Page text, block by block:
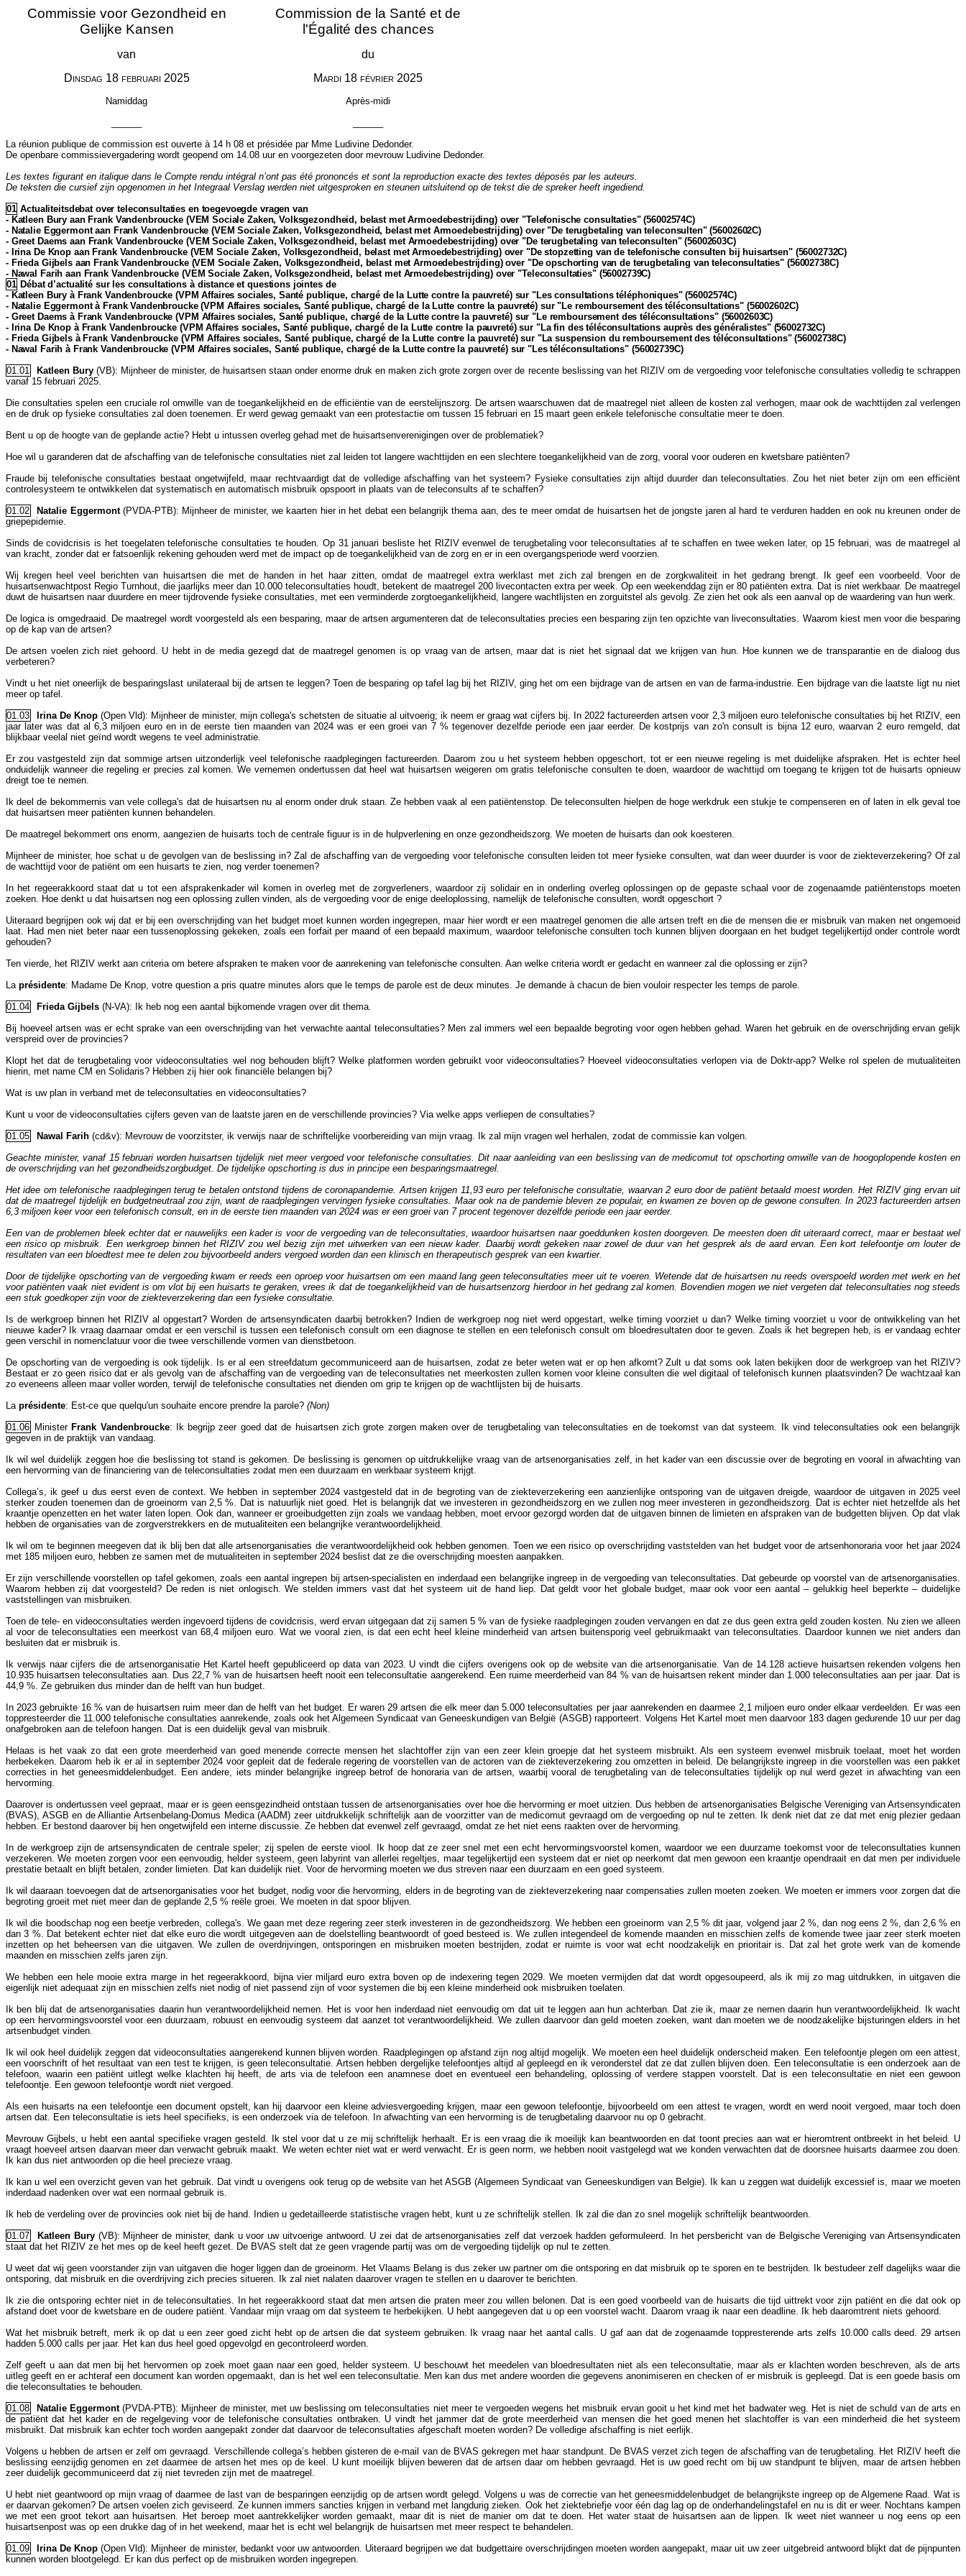
Commissie voor Gezondheid en
Gelijke Kansen
Commission de la Santé et de
l'Égalité des chances
van
Dinsdag 18 februari 2025
Namiddag
du
Mardi 18 février 2025
Après-midi
La réunion publique de commission est ouverte à 14 h 08 et présidée par Mme Ludivine Dedonder.
De openbare commissievergadering wordt geopend om 14.08 uur en voorgezeten door mevrouw Ludivine Dedonder.
Les textes figurant en italique dans le Compte rendu intégral n’ont pas été prononcés et sont la reproduction exacte des textes déposés par les auteurs.
De teksten die cursief zijn opgenomen in het Integraal Verslag werden niet uitgesproken en steunen uitsluitend op de tekst die de spreker heeft ingediend.
01 Actualiteitsdebat over teleconsultaties en toegevoegde vragen van
- Katleen Bury aan Frank Vandenbroucke (VEM Sociale Zaken, Volksgezondheid, belast met Armoedebestrijding) over "Telefonische consultaties" (56002574C)
- Natalie Eggermont aan Frank Vandenbroucke (VEM Sociale Zaken, Volksgezondheid, belast met Armoedebestrijding) over "De terugbetaling van teleconsulten" (56002602C)
- Greet Daems aan Frank Vandenbroucke (VEM Sociale Zaken, Volksgezondheid, belast met Armoedebestrijding) over "De terugbetaling van teleconsulten" (56002603C)
- Irina De Knop aan Frank Vandenbroucke (VEM Sociale Zaken, Volksgezondheid, belast met Armoedebestrijding) over "De stopzetting van de telefonische consulten bij huisartsen" (56002732C)
- Frieda Gijbels aan Frank Vandenbroucke (VEM Sociale Zaken, Volksgezondheid, belast met Armoedebestrijding) over "De opschorting van de terugbetaling van teleconsultaties" (56002738C)
- Nawal Farih aan Frank Vandenbroucke (VEM Sociale Zaken, Volksgezondheid, belast met Armoedebestrijding) over "Teleconsultaties" (56002739C)
01 Débat d’actualité sur les consultations à distance et questions jointes de
- Katleen Bury à Frank Vandenbroucke (VPM Affaires sociales, Santé publique, chargé de la Lutte contre la pauvreté) sur "Les consultations téléphoniques" (56002574C)
- Natalie Eggermont à Frank Vandenbroucke (VPM Affaires sociales, Santé publique, chargé de la Lutte contre la pauvreté) sur "Le remboursement des téléconsultations" (56002602C)
- Greet Daems à Frank Vandenbroucke (VPM Affaires sociales, Santé publique, chargé de la Lutte contre la pauvreté) sur "Le remboursement des téléconsultations" (56002603C)
- Irina De Knop à Frank Vandenbroucke (VPM Affaires sociales, Santé publique, chargé de la Lutte contre la pauvreté) sur "La fin des téléconsultations auprès des généralistes" (56002732C)
- Frieda Gijbels à Frank Vandenbroucke (VPM Affaires sociales, Santé publique, chargé de la Lutte contre la pauvreté) sur "La suspension du remboursement des téléconsultations" (56002738C)
- Nawal Farih à Frank Vandenbroucke (VPM Affaires sociales, Santé publique, chargé de la Lutte contre la pauvreté) sur "Les téléconsultations" (56002739C)
01.01
Katleen Bury (VB): Mijnheer de minister, de huisartsen staan onder enorme druk en maken zich grote zorgen over de recente beslissing van het RIZIV om de vergoeding voor telefonische consultaties volledig te schrappen
vanaf 15 februari 2025.
Die consultaties spelen een cruciale rol omwille van de toegankelijkheid en de efficiëntie van de eerstelijnszorg. De artsen waarschuwen dat de maatregel niet alleen de kosten zal verhogen, maar ook de wachttijden zal verlengen
en de druk op fysieke consultaties zal doen toenemen. Er werd gewag gemaakt van een protestactie om tussen 15 februari en 15 maart geen enkele telefonische consultatie meer te doen.
Bent u op de hoogte van de geplande actie? Hebt u intussen overleg gehad met de huisartsenverenigingen over de problematiek?
Hoe wil u garanderen dat de afschaffing van de telefonische consultaties niet zal leiden tot langere wachttijden en een slechtere toegankelijkheid van de zorg, vooral voor ouderen en kwetsbare patiënten?
Fraude bij telefonische consultaties bestaat ongetwijfeld, maar rechtvaardigt dat de volledige afschaffing van het systeem? Fysieke consultaties zijn altijd duurder dan teleconsultaties. Zou het niet beter zijn om een efficiënt
controlesysteem te ontwikkelen dat systematisch en automatisch misbruik opspoort in plaats van de teleconsults af te schaffen?
01.02
Natalie Eggermont (PVDA-PTB): Mijnheer de minister, we kaarten hier in het debat een belangrijk thema aan, des te meer omdat de huisartsen het de jongste jaren al hard te verduren hadden en ook nu kreunen onder de
griepepidemie.
Sinds de covidcrisis is het toegelaten telefonische consultaties te houden. Op 31 januari besliste het RIZIV evenwel de terugbetaling voor teleconsultaties af te schaffen en twee weken later, op 15 februari, was de maatregel al
van kracht, zonder dat er fatsoenlijk rekening gehouden werd met de impact op de toegankelijkheid van de zorg en er in een overgangsperiode werd voorzien.
Wij kregen heel veel berichten van huisartsen die met de handen in het haar zitten, omdat de maatregel extra werklast met zich zal brengen en de zorgkwaliteit in het gedrang brengt. Ik geef een voorbeeld. Voor de
huisartsenwachtpost Regio Turnhout, die jaarlijks meer dan 10.000 teleconsultaties houdt, betekent de maatregel 200 livecontacten extra per week. Op een weekenddag zijn er 80 patiënten extra. Dat is niet werkbaar. De maatregel
duwt de huisartsen naar duurdere en meer tijdrovende fysieke consultaties, met een verminderde zorgtoegankelijkheid, langere wachtlijsten en zorguitstel als gevolg. Ze zien het ook als een aanval op de waardering van hun werk.
De logica is omgedraaid. De maatregel wordt voorgesteld als een besparing, maar de artsen argumenteren dat de teleconsultaties precies een besparing zijn ten opzichte van liveconsultaties. Waarom kiest men voor die besparing
op de kap van de artsen?
De artsen voelen zich niet gehoord. U hebt in de media gezegd dat de maatregel genomen is op vraag van de artsen, maar dat is niet het signaal dat we krijgen van hun. Hoe kunnen we de transparantie en de dialoog dus
verbeteren?
Vindt u het niet oneerlijk de besparingslast unilateraal bij de artsen te leggen? Toen de besparing op tafel lag bij het RIZIV, ging het om een bijdrage van de artsen en van de farma-industrie. Een bijdrage van die laatste ligt nu niet
meer op tafel.
01.03
Irina De Knop(Open Vld): Mijnheer de minister, mijn collega's schetsten de situatie al uitvoerig; ik neem er graag wat cijfers bij. In 2022 factureerden artsen voor 2,3 miljoen euro telefonische consultaties bij het RIZIV, een
jaar later was dat al 6,3 miljoen euro en in de eerste tien maanden van 2024 was er een groei van 7 % tegenover dezelfde periode een jaar eerder. De kostprijs van zo'n consult is bijna 12 euro, waarvan 2 euro remgeld, dat
blijkbaar veelal niet geïnd wordt wegens te veel administratie.
Er zou vastgesteld zijn dat sommige artsen uitzonderlijk veel telefonische raadplegingen factureerden. Daarom zou u het systeem hebben opgeschort, tot er een nieuwe regeling is met duidelijke afspraken. Het is echter heel
onduidelijk wanneer die regeling er precies zal komen. We vernemen ondertussen dat heel wat huisartsen weigeren om gratis telefonische consulten te doen, waardoor de wachttijd om toegang te krijgen tot de huisarts opnieuw
dreigt toe te nemen.
Ik deel de bekommernis van vele collega's dat de huisartsen nu al enorm onder druk staan. Ze hebben vaak al een patiëntenstop. De teleconsulten hielpen de hoge werkdruk een stukje te compenseren en of laten in elk geval toe
dat huisartsen meer patiënten kunnen behandelen.
De maatregel bekommert ons enorm, aangezien de huisarts toch de centrale figuur is in de hulpverlening en onze gezondheidszorg. We moeten de huisarts dan ook koesteren.
Mijnheer de minister, hoe schat u de gevolgen van de beslissing in? Zal de afschaffing van de vergoeding voor telefonische consulten leiden tot meer fysieke consulten, wat dan weer duurder is voor de ziekteverzekering? Of zal
de wachttijd voor de patiënt om een huisarts te zien, nog verder toenemen?
In het regeerakkoord staat dat u tot een afsprakenkader wil komen in overleg met de zorgverleners, waardoor zij solidair en in onderling overleg oplossingen op de gepaste schaal voor de zogenaamde patiëntenstops moeten
zoeken. Hoe denkt u dat huisartsen nog een oplossing zullen vinden, als de vergoeding voor de enige deeloplossing, namelijk de telefonische consulten, wordt opgeschort ?
Uiteraard begrijpen ook wij dat er bij een overschrijding van het budget moet kunnen worden ingegrepen, maar hier wordt er een maatregel genomen die alle artsen treft en die de mensen die er misbruik van maken net ongemoeid
laat. Had men niet beter naar een tussenoplossing gekeken, zoals een forfait per maand of een bepaald maximum, waardoor telefonische consulten toch kunnen blijven doorgaan en het budget tegelijkertijd onder controle wordt
gehouden?
Ten vierde, het RIZIV werkt aan criteria om betere afspraken te maken voor de aanrekening van telefonische consulten. Aan welke criteria wordt er gedacht en wanneer zal die oplossing er zijn?
La présidente: Madame De Knop, votre question a pris quatre minutes alors que le temps de parole est de deux minutes. Je demande à chacun de bien vouloir respecter les temps de parole.
01.04
Frieda Gijbels (N-VA): Ik heb nog een aantal bijkomende vragen over dit thema.
Bij hoeveel artsen was er echt sprake van een overschrijding van het verwachte aantal teleconsultaties? Men zal immers wel een bepaalde begroting voor ogen hebben gehad. Waren het gebruik en de overschrijding ervan gelijk
verspreid over de provincies?
Klopt het dat de terugbetaling voor videoconsultaties wel nog behouden blijft? Welke platformen worden gebruikt voor videoconsultaties? Hoeveel videoconsultaties verlopen via de Doktr-app? Welke rol spelen de mutualiteiten
hierin, met name CM en Solidaris? Hebben zij hier ook financiële belangen bij?
Wat is uw plan in verband met de teleconsultaties en videoconsultaties?
Kunt u voor de videoconsultaties cijfers geven van de laatste jaren en de verschillende provincies? Via welke apps verliepen de consultaties?
01.05
Nawal Farih (cd&v): Mevrouw de voorzitster, ik verwijs naar de schriftelijke voorbereiding van mijn vraag. Ik zal mijn vragen wel herhalen, zodat de commissie kan volgen.
Geachte minister, vanaf 15 februari worden huisartsen tijdelijk niet meer vergoed voor telefonische consultaties. Dit naar aanleiding van een beslissing van de medicomut tot opschorting omwille van de hoogoplopende kosten en
de overschrijding van het gezondheidszorgbudget. De tijdelijke opschorting is dus in principe een besparingsmaatregel.
Het idee om telefonische raad­plegingen terug te betalen ontstond tijdens de coronapandemie. Artsen krijgen 11,93 euro per tele­fonische consultatie, waarvan 2 euro door de patiënt betaald moest ­worden. Het RIZIV ging ervan uit
dat de maatregel tijdelijk en budgetneutraal zou zijn, want de raadplegingen vervingen fysieke consultaties. Maar ook na de pandemie bleven ze populair, en ­kwamen ze boven op de gewone consulten. In 2023 factureerden artsen
6,3 miljoen keer voor een telefonisch consult, en in de eerste tien maanden van 2024 was er een groei van 7 procent tegenover dezelfde periode een jaar eerder. ​
Een van de problemen bleek echter dat er nauwelijks een kader is voor de vergoeding van de teleconsultaties, waardoor huisartsen naar goed­dunken kosten doorgeven. De meesten doen dit uiteraard correct, maar er bestaat wel
een risico op misbruik. Een werkgroep binnen het RIZIV zou wel bezig zijn met uitwerken van een nieuw kader. Daarbij wordt gekeken naar zowel de duur van het gesprek als de aard ervan. Een kort telefoontje om louter de
resultaten van een bloedtest mee te delen zou bijvoorbeeld anders vergoed worden dan een klinisch en therapeutisch gesprek van een kwartier.
Door de tijdelijke opschorting van de vergoeding kwam er reeds een oproep voor huisartsen om een maand lang geen teleconsultaties meer uit te voeren. Wetende dat de huisartsen nu reeds overspoeld worden met werk en het
voor patiënten vaak niet evident is om vlot bij een huisarts te geraken, vrees ik dat de toegankelijkheid van de huisartsenzorg hierdoor in het gedrang zal komen. Bovendien mogen we niet vergeten dat teleconsultaties nog steeds
een stuk goedkoper zijn voor de ziekteverzekering dan een fysieke consultatie.
Is de werkgroep binnen het RIZIV al opgestart? Worden de artsensyndicaten daarbij betrokken? Indien de werkgroep nog niet werd opgestart, welke timing voorziet u dan? Welke timing voorziet u voor de ontwikkeling van het
nieuwe kader? Ik vraag daarnaar omdat er een verschil is tussen een telefonisch consult om een diagnose te stellen en een telefonisch consult om bloedresultaten door te geven. Zoals ik het begrepen heb, is er vandaag echter
geen verschil in nomenclatuur voor die twee verschillende vormen van dienstbetoon.
De opschorting van de vergoeding is ook tijdelijk. Is er al een streefdatum gecommuniceerd aan de huisartsen, zodat ze beter weten wat er op hen afkomt? Zult u dat soms ook laten bekijken door de werkgroep van het RIZIV?
Bestaat er zo geen risico dat er als gevolg van de afschaffing van de vergoeding van de teleconsultaties net meerkosten zullen komen voor kleine consulten die wel digitaal of telefonisch kunnen plaatsvinden? De wachtzaal kan
zo eveneens alleen maar voller worden, terwijl de telefonische consultaties net dienden om grip te krijgen op de wachtlijsten bij de huisarts.
La présidente: Est-ce que quelqu'un souhaite encore prendre la parole? (Non)
01.06 Minister Frank Vandenbroucke: Ik begrijp zeer goed dat de huisartsen zich grote zorgen maken over de terugbetaling van teleconsultaties en de toekomst van dat systeem. Ik vind teleconsultaties ook een belangrijk
gegeven in de praktijk van vandaag.
Ik wil wel duidelijk zeggen hoe die beslissing tot stand is gekomen. De beslissing is genomen op uitdrukkelijke vraag van de artsenorganisaties zelf, in het kader van een discussie over de begroting en vooral in afwachting van
een hervorming van de financiering van de teleconsultaties zodat men een duurzaam en werkbaar systeem krijgt.
Collega’s, ik geef u dus eerst even de context. We hebben in september 2024 vastgesteld dat in de begroting van de ziekteverzekering een aanzienlijke ontsporing van de uitgaven dreigde, waardoor de uitgaven in 2025 veel
sterker zouden toenemen dan de groeinorm van 2,5 %. Dat is natuurlijk niet goed. Het is belangrijk dat we investeren in gezondheidszorg en we zullen nog meer investeren in gezondheidszorg. Dat is echter niet hetzelfde als het
kraantje openzetten en het water laten lopen. Ook dan, wanneer er groeibudgetten zijn zoals we vandaag hebben, moet ervoor gezorgd worden dat de uitgaven binnen de limieten en afspraken van de budgetten blijven. Op dat vlak
hebben de organisaties van de zorgverstrekkers en de mutualiteiten een belangrijke verantwoordelijkheid.
Ik wil om te beginnen meegeven dat ik blij ben dat alle artsenorganisaties die verantwoordelijkheid ook hebben genomen. Toen we een risico op overschrijding vaststelden van het budget voor de artsenhonoraria voor het jaar 2024
met 185 miljoen euro, hebben ze samen met de mutualiteiten in september 2024 beslist dat ze die overschrijding moesten aanpakken.
Er zijn verschillende voorstellen op tafel gekomen, zoals een aantal ingrepen bij artsen-specialisten en inderdaad een belangrijke ingreep in de vergoeding van teleconsultaties. Dat gebeurde op voorstel van de artsenorganisaties.
Waarom hebben zij dat voorgesteld? De reden is niet onlogisch. We stelden immers vast dat het systeem uit de hand liep. Dat geldt voor het globale budget, maar ook voor een aantal – gelukkig heel beperkte – duidelijke
vaststellingen van misbruiken.
Toen de tele- en videoconsultaties werden ingevoerd tijdens de covidcrisis, werd ervan uitgegaan dat zij samen 5 % van de fysieke raadplegingen zouden vervangen en dat ze dus geen extra geld zouden kosten. Nu zien we alleen
al voor de teleconsultaties een meerkost van 68,4 miljoen euro. Wat we vooral zien, is dat een echt heel kleine minderheid van artsen buitensporig veel gebruikmaakt van teleconsultaties. Daardoor kunnen we niet anders dan
besluiten dat er misbruik is.
Ik verwijs naar cijfers die de artsenorganisatie Het Kartel heeft gepubliceerd op data van 2023. U vindt die cijfers overigens ook op de website van die artsenorganisatie. Van de 14.128 actieve huisartsen rekenden volgens hen
10.935 huisartsen teleconsultaties aan. Dus 22,7 % van de huisartsen heeft nooit een teleconsultatie aangerekend. Een ruime meerderheid van 84 % van de huisartsen rekent minder dan 1.000 teleconsultaties aan per jaar. Dat is
44,9 %. Ze gebruiken dus minder dan de helft van hun budget.
In 2023 gebruikte 16 % van de huisartsen ruim meer dan de helft van het budget. Er waren 29 artsen die elk meer dan 5.000 teleconsultaties per jaar aanrekenden en daarmee 2,1 miljoen euro onder elkaar verdeelden. Er was een
toppresteerder die 11.000 telefonische consultaties aanrekende, zoals ook het Algemeen Syndicaat van Geneeskundigen van België (ASGB) rapporteert. Volgens Het Kartel moet men daarvoor 183 dagen gedurende 10 uur per dag
onafgebroken aan de telefoon hangen. Dat is een duidelijk geval van misbruik.
Helaas is het vaak zo dat een grote meerderheid van goed menende correcte mensen het slachtoffer zijn van een zeer klein groepje dat het systeem misbruikt. Als een systeem evenwel misbruik toelaat, moet het worden
herbekeken. Daarom heb ik er al in september 2024 voor gepleit dat de federale regering de voorstellen van de actoren van de ziekteverzekering zou omzetten in beleid. De belangrijkste ingreep in die voorstellen was een pakket
correcties in het geneesmiddelenbudget. Een andere, iets minder belangrijke ingreep betrof de honoraria van de artsen, waarbij vooral de terugbetaling van de teleconsultaties tijdelijk op nul werd gezet in afwachting van een
hervorming.
Daarover is ondertussen veel gepraat, maar er is geen eensgezindheid ontstaan tussen de artsenorganisaties over hoe die hervorming er moet uitzien. Dus hebben de artsenorganisaties Belgische Vereniging van Artsensyndicaten
(BVAS), ASGB en de Alliantie Artsenbelang-Domus Medica (AADM) zeer uitdrukkelijk schriftelijk aan de voorzitter van de medicomut gevraagd om de vergoeding op nul te zetten. Ik denk niet dat ze dat met enig plezier gedaan
hebben. Er bestond daarover bij hen ongetwijfeld een interne discussie. Ze hebben dat evenwel zelf gevraagd, omdat ze het niet eens raakten over de hervorming.
In de werkgroep zijn de artsensyndicaten de centrale speler; zij spelen de eerste viool. Ik hoop dat ze zeer snel met een echt hervormingsvoorstel komen, waardoor we een duurzame toekomst voor de teleconsultaties kunnen
verzekeren. We moeten zorgen voor een eenvoudig, helder systeem, geen labyrint van allerlei regeltjes, maar tegelijkertijd een systeem dat er niet op neerkomt dat men gewoon een kraantje opendraait en dat men per individuele
prestatie betaalt en blijft betalen, zonder limieten. Dat kan duidelijk niet. Voor de hervorming moeten we dus streven naar een duurzaam en een goed systeem.
Ik wil daaraan toevoegen dat de artsenorganisaties voor het budget, nodig voor die hervorming, elders in de begroting van de ziekteverzekering naar compensaties zullen moeten zoeken. We moeten er immers voor zorgen dat die
begroting groeit met niet meer dan de geplande 2,5 % reële groei. We moeten in dat spoor blijven.
Ik wil die boodschap nog een beetje verbreden, collega's. We gaan met deze regering zeer sterk investeren in de gezondheidszorg. We hebben een groeinorm van 2,5 % dit jaar, volgend jaar 2 %, dan nog eens 2 %, dan 2,6 % en
dan 3 %. Dat betekent echter niet dat elke euro die wordt uitgegeven aan de doelstelling beantwoordt of goed besteed is. We zullen integendeel de komende maanden en misschien zelfs de komende twee jaar zeer sterk moeten
inzetten op het beheersen van die uitgaven. We zullen de overdrijvingen, ontsporingen en misbruiken moeten bestrijden, zodat er ruimte is voor wat echt noodzakelijk en prioritair is. Dat zal het grote werk van de komende
maanden en misschien zelfs jaren zijn.
We hebben een hele mooie extra marge in het regeerakkoord, bijna vier miljard euro extra boven op de indexering tegen 2029. We moeten vermijden dat dat wordt opgesoupeerd, als ik mij zo mag uitdrukken, in uitgaven die
eigenlijk niet adequaat zijn en misschien zelfs niet nodig of niet passend zijn of voor systemen die bij een kleine minderheid ook misbruiken toelaten.
Ik ben blij dat de artsenorganisaties daarin hun verantwoordelijkheid nemen. Het is voor hen inderdaad niet eenvoudig om dat uit te leggen aan hun achterban. Dat zie ik, maar ze nemen daarin hun verantwoordelijkheid. Ik wacht
op een hervormingsvoorstel voor een duurzaam, robuust en eenvoudig systeem dat aanzet tot verantwoordelijkheid. We zullen daarvoor dan geld moeten zoeken, want dan moeten we de noodzakelijke bijsturingen elders in het
artsenbudget vinden.
Ik wil ook heel duidelijk zeggen dat videoconsultaties aangerekend kunnen blijven worden. Raadplegingen op afstand zijn nog altijd mogelijk. We moeten een heel duidelijk onderscheid maken. Een telefoontje plegen om een attest,
een voorschrift of het resultaat van een test te krijgen, is geen teleconsultatie. Artsen hebben dergelijke telefoontjes altijd al gepleegd en ik veronderstel dat ze dat zullen blijven doen. Een teleconsultatie is een onderzoek aan de
telefoon, waarin een patiënt uitlegt welke klachten hij heeft, de arts via de telefoon een anamnese doet en eventueel een behandeling, oplossing of verdere stappen voorstelt. Dat is een teleconsultatie en niet een gewoon
telefoontje. Een gewoon telefoontje wordt niet vergoed.
Als een huisarts na een telefoontje een document opstelt, kan hij daarvoor een kleine adviesvergoeding krijgen, maar een gewoon telefoontje, bijvoorbeeld om een attest te vragen, wordt en werd nooit vergoed, maar toch doen
artsen dat. Een teleconsultatie is iets heel specifieks, is een onderzoek via de telefoon. In afwachting van een hervorming is de terugbetaling daarvoor nu op 0 gebracht.
Mevrouw Gijbels, u hebt een aantal specifieke vragen gesteld. Ik stel voor dat u ze mij schriftelijk herhaalt. Er is een vraag die ik moeilijk kan beantwoorden en dat toont precies aan wat er hieromtrent ontbreekt in het beleid. U
vraagt hoeveel artsen daarvan meer dan verwacht gebruik maakt. We weten echter niet wat er werd verwacht. Er is geen norm, we hebben nooit vastgelegd wat we konden verwachten dat de doorsnee huisarts daarmee zou doen.
Ik kan dus niet antwoorden op die heel precieze vraag.
Ik kan u wel een overzicht geven van het gebruik. Dat vindt u overigens ook terug op de website van het ASGB (Algemeen Syndicaat van Geneeskundigen van Belgie). Ik kan u zeggen wat duidelijk excessief is, maar we moeten
inderdaad nadenken over wat een normaal gebruik is.
Ik heb de verdeling over de provincies ook niet bij de hand. Indien u gedetailleerde statistische vragen hebt, kunt u ze schriftelijk stellen. Ik zal die dan zo snel mogelijk schriftelijk beantwoorden.
01.07
Katleen Bury (VB): Mijnheer de minister, dank u voor uw uitvoerige antwoord. U zei dat de artsenorganisaties zelf dat verzoek hadden geformuleerd. In het persbericht van de Belgische Vereniging van Artsensyndicaten
staat dat het RIZIV ze het mes op de keel heeft gezet. De BVAS stelt dat ze geen vragende partij was om de vergoeding tijdelijk op nul te zetten.
U weet dat wij geen voorstander zijn van uitgaven die hoger liggen dan de groeinorm. Het Vlaams Belang is dus zeker uw partner om die ontsporing en dat misbruik op te sporen en te bestrijden. Ik bestudeer zelf dagelijks waar die
ontsporing, dat misbruik en die overdrijving zich precies situeren. Ik zal niet nalaten daarover vragen te stellen en u daarover te berichten.
Ik zie die ontsporing echter niet in de teleconsultaties. In het regeerakkoord staat dat men artsen die praten meer zou willen belonen. Dat is een goed voorbeeld van de huisarts die tijd uittrekt voor zijn patiënt en die dat ook op
afstand doet voor de kwetsbare en de oudere patiënt. Vandaar mijn vraag om dat systeem te herbekijken. U hebt aangegeven dat u op een voorstel wacht. Daarom vraag ik naar een deadline. Ik heb daaromtrent niets gehoord.
Wat het misbruik betreft, merk ik op dat u een zeer goed zicht hebt op de artsen die dat systeem gebruiken. Ik vraag naar het aantal calls. U gaf aan dat de zogenaamde toppresterende arts zelfs 10.000 calls deed. 29 artsen
hadden 5.000 calls per jaar. Het kan dus heel goed opgevolgd en gecontroleerd worden.
Zelf geeft u aan dat men bij het hervormen op zoek moet gaan naar een goed, helder systeem. U beschouwt het meedelen van bloedresultaten niet als een teleconsultatie, maar als er klachten worden beschreven, als de arts
uitleg geeft en er achteraf een document kan worden opgemaakt, dan is het wel een teleconsultatie. Men kan dus met andere woorden die gegevens anonimiseren en checken of er misbruik is gepleegd. Dat is een goede basis om
die teleconsultaties te behouden.
01.08
Natalie Eggermont(PVDA-PTB): Mijnheer de minister, met uw beslissing om teleconsultaties niet meer te vergoeden wegens het misbruik ervan gooit u het kind met het badwater weg. Het is niet de schuld van de arts en
de patiënt dat het kader en de regelgeving voor de telefonische consultaties ontbraken. U vindt het jammer dat de grote meerderheid van mensen die het goed menen het slachtoffer is van een minderheid die het systeem
misbruikt. Dat misbruik kan echter toch worden aangepakt zonder dat daarvoor de teleconsultaties afgeschaft moeten worden? De volledige afschaffing is niet eerlijk.
Volgens u hebben de artsen er zelf om gevraagd. Verschillende collega’s hebben gisteren de e-mail van de BVAS gekregen met haar standpunt. De BVAS verzet zich tegen de afschaffing van de terugbetaling. Het RIZIV heeft die
beslissing eenzijdig genomen en zet daarmee de artsen het mes op de keel. U kunt moeilijk blijven beweren dat de artsen daar om hebben gevraagd. Het is uw goed recht om bij uw standpunt te blijven, maar de artsen hebben
zeer duidelijk gecommuniceerd dat zij niet tevreden zijn met de maatregel.
U hebt niet geantwoord op mijn vraag of daarmee de last van de besparingen eenzijdig op de artsen wordt gelegd. Volgens u was de correctie van het geneesmiddelenbudget de belangrijkste ingreep op de Algemene Raad. Wat is
er daarvan gekomen? De artsen voelen zich geviseerd. Ze kunnen immers sancties krijgen in verband met langdurig zieken. Ook het ziektebriefje voor één dag lag op de onderhandelingstafel en nu is dit er weer. Nochtans kampen
we met een groot tekort aan huisartsen. Het beroep moet aantrekkelijker worden gemaakt, maar dit is niet de manier om dat te doen. Het water staat de huisartsen aan de lippen. Ik weet niet wanneer u nog eens op een
huisartsenpost was op een drukke dag of in het weekend, maar het is echt wel belangrijk de huisartsen met meer respect te behandelen.
01.09
Irina De Knop(Open Vld): Mijnheer de minister, bedankt voor uw antwoorden. Uiteraard begrijpen we dat budgettaire overschrijdingen moeten worden aangepakt, maar uit uw zeer uitgebreid antwoord blijkt dat de pijnpunten
kunnen worden blootgelegd. Er kan dus perfect op de misbruiken worden ingegrepen.